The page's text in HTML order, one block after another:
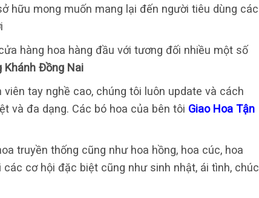
hữu mong muốn mang lại đến người tiêu dùng các
hàng hoa hàng đầu với tương đối nhiều một số
Khánh Đồng Nai
tay nghề cao, chúng tôi luôn update và cách
và đa dạng. Các bó hoa của bên tôi Giao Hoa Tận
truyền thống cũng như hoa hồng, hoa cúc, hoa
cơ hội đặc biệt cũng như sinh nhật, ái tình, chúc